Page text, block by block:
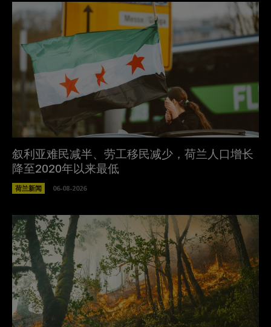
叙利亚难民减半、劳工移民减少，荷兰人口增长
降至2020年以来最低
荷兰新闻 06-08-2026